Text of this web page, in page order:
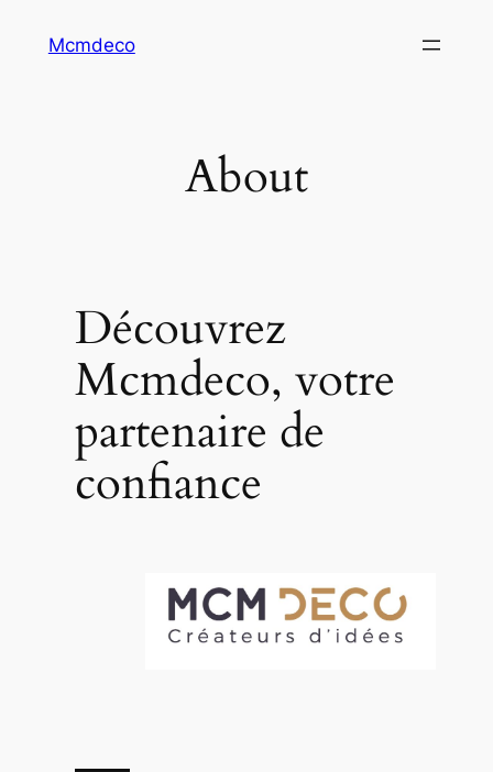
Mcmdeco
About
Découvrez
Mcmdeco, votre
partenaire de
confiance